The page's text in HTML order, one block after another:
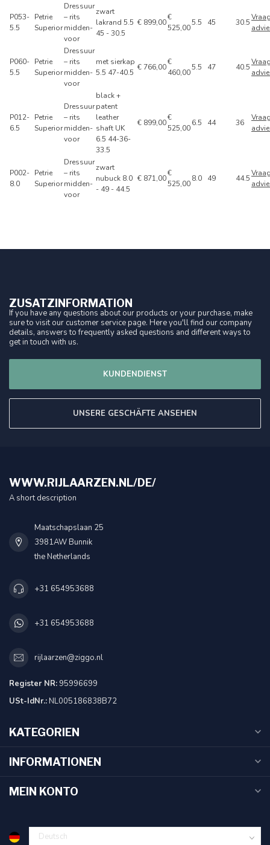
P053-
5.5
Petrie
Superior
Dressuur
– rits
midden-
voor
zwart
lakrand 5.5
45 - 30.5
€ 899,00
€
525,00
5.5 45 30.5
P060-
5.5
Petrie
Superior
Dressuur
– rits
midden-
voor
met sierkap
5.5 47-40.5
€ 766,00
€
460,00
5.5 47 40.5
P012-
6.5
Petrie
Superior
Dressuur
– rits
midden-
voor
black +
patent
leather
shaft UK
6.5 44-36-
33.5
€ 899,00
€
525,00
6.5 44 36
P002-
8.0
Petrie
Superior
Dressuur
– rits
midden-
voor
zwart
nubuck 8.0
- 49 - 44.5
€ 871,00
€
525,00
8.0 49 44.5
ZUSATZINFORMATION
If you have any questions about our products or your purchase, make
sure to visit our customer service page. Here you'll find our company
details, answers to frequently asked questions and different ways to
get in touch with us.
KUNDENDIENST
UNSERE GESCHÄFTE ANSEHEN
WWW.RIJLAARZEN.NL/DE/
A short description
Maatschapslaan 25
3981AW Bunnik
the Netherlands
+31 654953688
+31 654953688
rijlaarzen@ziggo.nl
Register NR:95996699
USt-IdNr.:NL005186838B72
KATEGORIEN
INFORMATIONEN
MEIN KONTO